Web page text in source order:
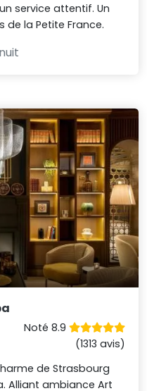
service attentif. Un
de la Petite France.
Noté 8.9
(1313 avis)
de Strasbourg
Alliant ambiance Art